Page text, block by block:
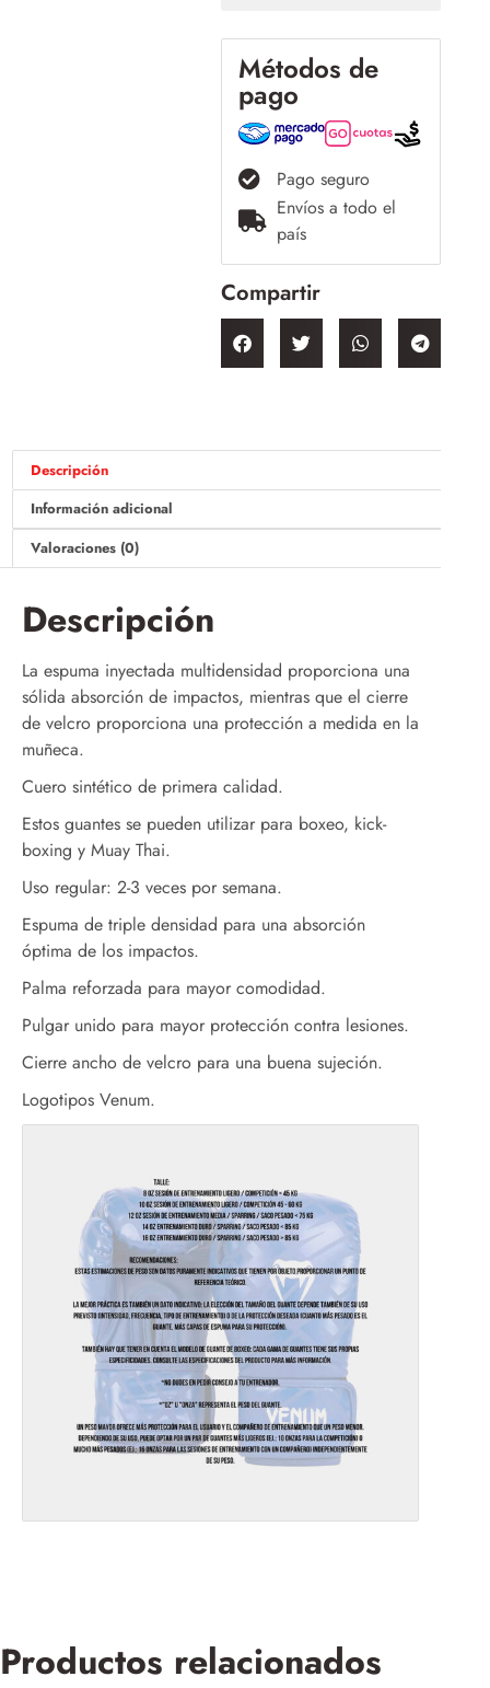
Métodos de
pago
Pago seguro
Envíos a todo el
país
Compartir
Descripción
Información adicional
Valoraciones (0)
Descripción
La espuma inyectada multidensidad proporciona una
sólida absorción de impactos, mientras que el cierre
de velcro proporciona una protección a medida en la
muñeca.
Cuero sintético de primera calidad.
Estos guantes se pueden utilizar para boxeo, kick-
boxing y Muay Thai.
Uso regular: 2-3 veces por semana.
Espuma de triple densidad para una absorción
óptima de los impactos.
Palma reforzada para mayor comodidad.
Pulgar unido para mayor protección contra lesiones.
Cierre ancho de velcro para una buena sujeción.
Logotipos Venum.
Productos relacionados